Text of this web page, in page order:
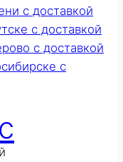
с доставкой
с доставкой
с доставкой
с